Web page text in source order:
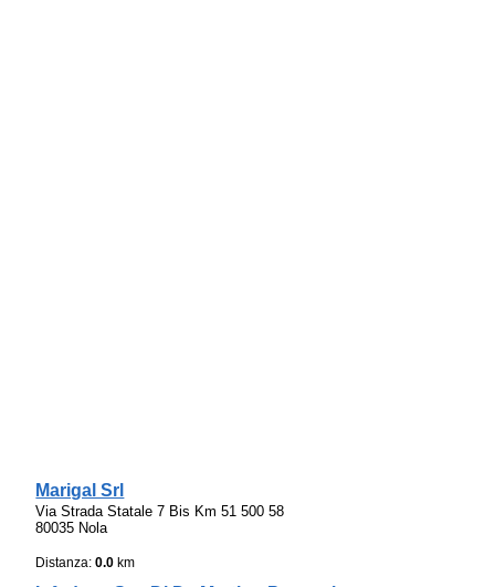
Marigal Srl
Via Strada Statale 7 Bis Km 51 500 58
80035 Nola
Distanza:0.0 km